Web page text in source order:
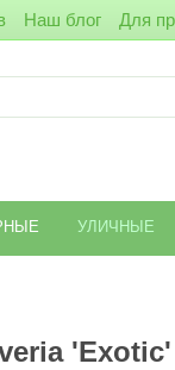
Наш блог Для
УЛИЧНЫЕ
'Exotic'